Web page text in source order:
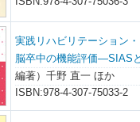
実践リハビリテーション
脳卒中の機能評価―SIAS
編著）千野 直一 ほか
ISBN:978-4-307-75033-2